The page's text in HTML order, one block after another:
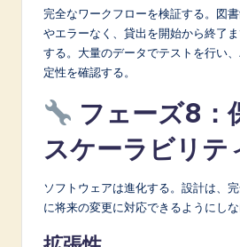
完全なワークフローを検証する。図
やエラーなく、貸出を開始から終了
する。大量のデータでテストを行い
定性を確認する。
フェーズ8：
スケーラビリテ
ソフトウェアは進化する。設計は、
に将来の変更に対応できるようにしな